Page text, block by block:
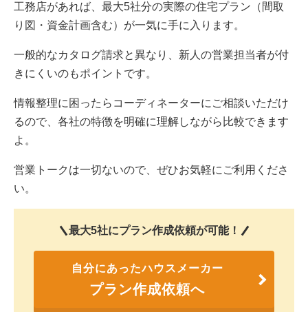
工務店があれば、最大5社分の実際の住宅プラン（間取
り図・資金計画含む）が一気に手に入ります。
一般的なカタログ請求と異なり、新人の営業担当者が付
きにくいのもポイントです。
情報整理に困ったらコーディネーターにご相談いただけ
るので、各社の特徴を明確に理解しながら比較できます
よ。
営業トークは一切ないので、ぜひお気軽にご利用くださ
い。
最大5社にプラン作成依頼が可能！
自分にあったハウスメーカー
プラン作成依頼へ